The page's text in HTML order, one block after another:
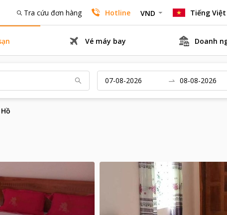
Tra cứu đơn hàng Hotline VND Tiếng Việt
Vé máy bay Doanh